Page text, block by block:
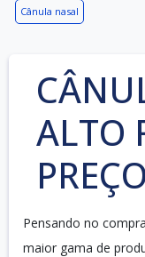
Cânula nasal
ALTO
PREÇO
Pensando no
maior gama de